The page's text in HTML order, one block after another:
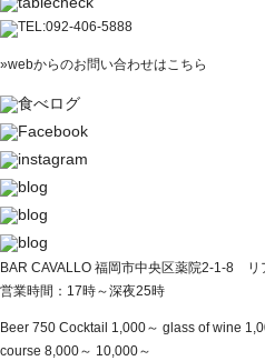
»webからのお問い合わせはこちら
BAR CAVALLO 福岡市中央区薬院2-1-8 リ
営業時間：17時～深夜25時
Beer 750 Cocktail 1,000～ glass of wine
course 8,000～ 10,000～